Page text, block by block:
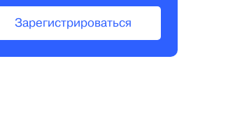
Зарегистрироваться